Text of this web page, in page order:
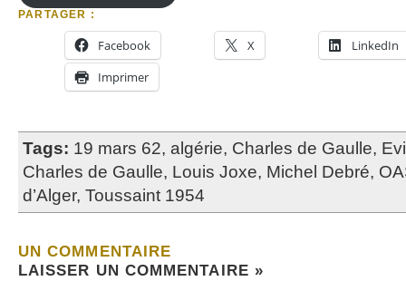
PARTAGER :
Facebook X
LinkedIn
Imprimer
Tags: 19 mars 62, algérie, Charles de Gaulle,
Charles de Gaulle, Louis Joxe, Michel Debré,
d’Alger, Toussaint 1954
UN COMMENTAIRE
LAISSER UN COMMENTAIRE »